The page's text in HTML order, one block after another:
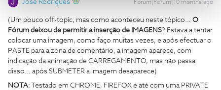
Jose Rodrigues Forum|Forum|10 months ago
(Um pouco off-topic, mas como aconteceu neste tópico… O
Fórum deixou de permitir a inserção de IMAGENS? Estava a tentar
colocar uma imagem, como faço muitas vezes, e após efectuar o
PASTE para a zona de comentário, a imagem aparece, com
indicação da animação de CARREGAMENTO, mas não passa
disso… após SUBMETER a imagem desaparece)
NOTA: Testado em CHROME, FIREFOX e até com uma PRIVATE